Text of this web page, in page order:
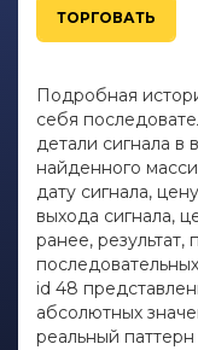
ТОРГОВАТЬ
Подробная
себя
детали сигнала в
найденного
дату сигнала,
выхода сигнала,
ранее,
id 48
абсолютных
реальный